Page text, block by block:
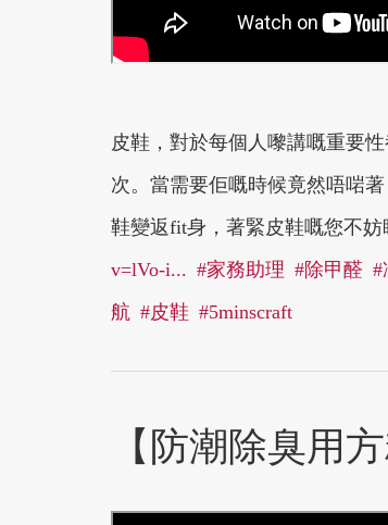
皮鞋，對於每個人嚟講嘅重要
次。當需要佢嘅時候竟然唔啱著
鞋變返fit身，著緊皮鞋嘅您不妨
v=lVo-i... #家務助理 #除甲醛 #
航 #皮鞋 #5minscraft
【防潮除臭用